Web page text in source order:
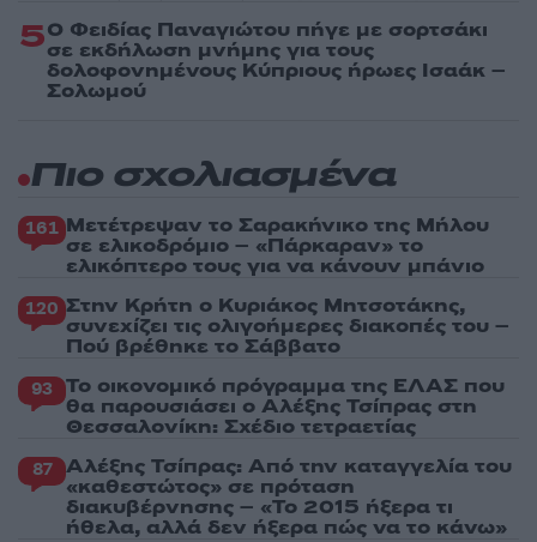
5Ο Φειδίας Παναγιώτου πήγε με σορτσάκι
σε εκδήλωση μνήμης για τους
δολοφονημένους Κύπριους ήρωες Ισαάκ –
Σολωμού
Πιο σχολιασμένα
161 Μετέτρεψαν το Σαρακήνικο της Μήλου
σε ελικοδρόμιο – «Πάρκαραν» το
ελικόπτερο τους για να κάνουν μπάνιο
120 Στην Κρήτη ο Κυριάκος Μητσοτάκης,
συνεχίζει τις ολιγοήμερες διακοπές του –
Πού βρέθηκε το Σάββατο
93 Το οικονομικό πρόγραμμα της ΕΛΑΣ που
θα παρουσιάσει ο Αλέξης Τσίπρας στη
Θεσσαλονίκη: Σχέδιο τετραετίας
87 Αλέξης Τσίπρας: Από την καταγγελία του
«καθεστώτος» σε πρόταση
διακυβέρνησης – «Το 2015 ήξερα τι
ήθελα, αλλά δεν ήξερα πώς να το κάνω»